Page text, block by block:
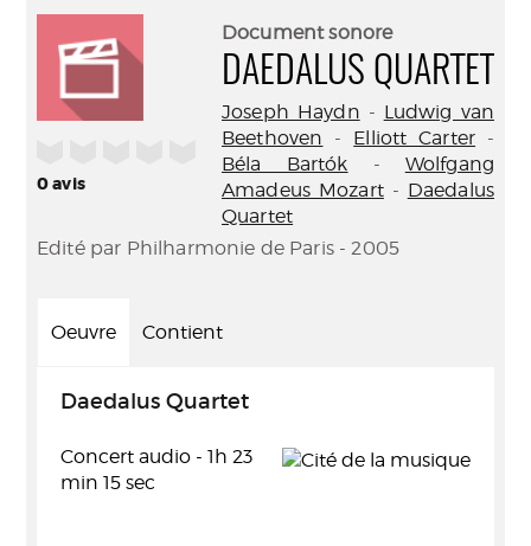
mail
0avis
Document sonore
DAEDALUS QUARTET
Joseph Haydn - Ludwig van
Beethoven - Elliott Carter -
Béla Bartók - Wolfgang
Amadeus Mozart- Daedalus
Quartet
Edité par Philharmonie de Paris - 2005
Oeuvre Contient
Daedalus Quartet
Concert audio - 1h 23
min 15 sec